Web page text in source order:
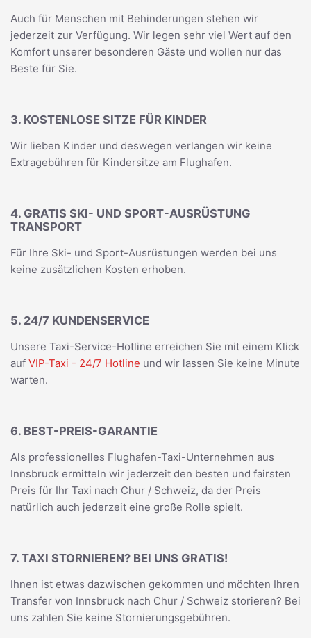
Auch für Menschen mit Behinderungen stehen wir
jederzeit zur Verfügung. Wir legen sehr viel Wert auf den
Komfort unserer besonderen Gäste und wollen nur das
Beste für Sie.
3. KOSTENLOSE SITZE FÜR KINDER
Wir lieben Kinder und deswegen verlangen wir keine
Extragebühren für Kindersitze am Flughafen.
4. GRATIS SKI- UND SPORT-AUSRÜSTUNG
TRANSPORT
Für Ihre Ski- und Sport-Ausrüstungen werden bei uns
keine zusätzlichen Kosten erhoben.
5. 24/7 KUNDENSERVICE
Unsere Taxi-Service-Hotline erreichen Sie mit einem Klick
auf VIP-Taxi - 24/7 Hotline und wir lassen Sie keine Minute
warten.
6. BEST-PREIS-GARANTIE
Als professionelles Flughafen-Taxi-Unternehmen aus
Innsbruck ermitteln wir jederzeit den besten und fairsten
Preis für Ihr Taxi nach Chur / Schweiz, da der Preis
natürlich auch jederzeit eine große Rolle spielt.
7. TAXI STORNIEREN? BEI UNS GRATIS!
Ihnen ist etwas dazwischen gekommen und möchten Ihren
Transfer von Innsbruck nach Chur / Schweiz storieren? Bei
uns zahlen Sie keine Stornierungsgebühren.